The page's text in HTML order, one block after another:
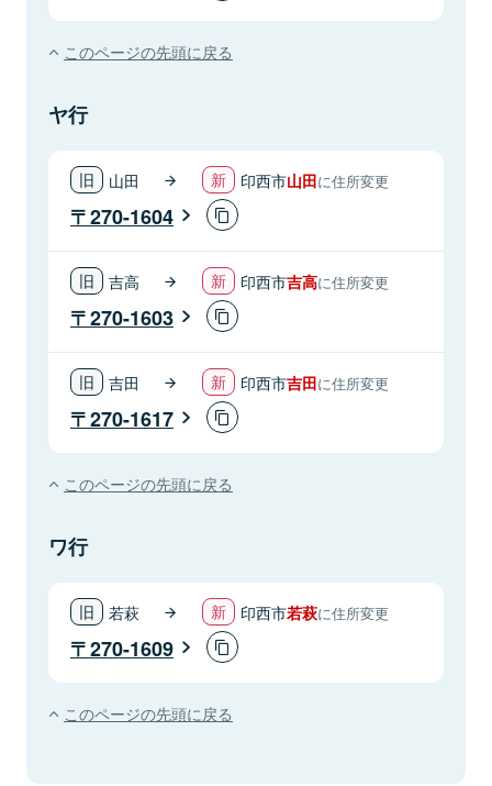
このページの先頭に戻る
ヤ行
山田 印西市山田に住所変更
270-1604
吉高 印西市吉高に住所変更
270-1603
吉田 印西市吉田に住所変更
270-1617
このページの先頭に戻る
ワ行
若萩 印西市若萩に住所変更
270-1609
このページの先頭に戻る